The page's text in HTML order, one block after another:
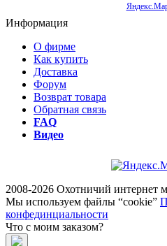
Информация
О фирме
Как купить
Доставка
Форум
Возврат товара
Обратная связь
FAQ
Видео
2008-2026 Охотничий интернет
Мы используем файлы “cookie”
конфединциальности
Что с моим заказом?